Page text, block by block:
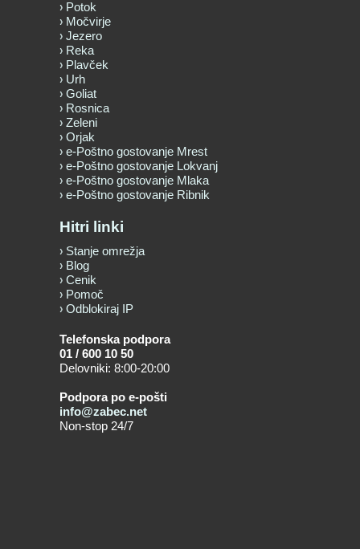
Potok
Močvirje
Jezero
Reka
Plavček
Urh
Goliat
Rosnica
Zeleni
Orjak
e-Poštno gostovanje Mrest
e-Poštno gostovanje Lokvanj
e-Poštno gostovanje Mlaka
e-Poštno gostovanje Ribnik
Hitri linki
Stanje omrežja
Blog
Cenik
Pomoč
Odblokiraj IP
Telefonska podpora
01 / 600 10 50
Delovniki: 8:00-20:00
Podpora po e-pošti
info@zabec.net
Non-stop 24/7